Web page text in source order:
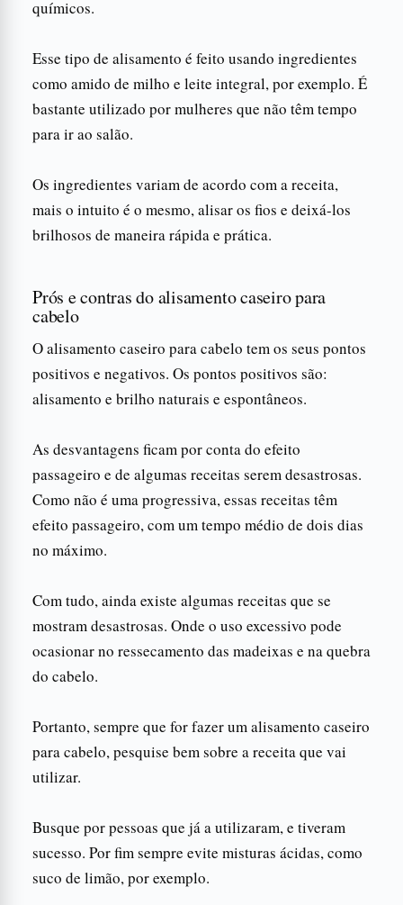
químicos.
Esse tipo de alisamento é feito usando ingredientes
como amido de milho e leite integral, por exemplo. É
bastante utilizado por mulheres que não têm tempo
para ir ao salão.
Os ingredientes variam de acordo com a receita,
mais o intuito é o mesmo, alisar os fios e deixá-los
brilhosos de maneira rápida e prática.
Prós e contras do alisamento caseiro para
cabelo
O alisamento caseiro para cabelo tem os seus pontos
positivos e negativos. Os pontos positivos são:
alisamento e brilho naturais e espontâneos.
As desvantagens ficam por conta do efeito
passageiro e de algumas receitas serem desastrosas.
Como não é uma progressiva, essas receitas têm
efeito passageiro, com um tempo médio de dois dias
no máximo.
Com tudo, ainda existe algumas receitas que se
mostram desastrosas. Onde o uso excessivo pode
ocasionar no ressecamento das madeixas e na quebra
do cabelo.
Portanto, sempre que for fazer um alisamento caseiro
para cabelo, pesquise bem sobre a receita que vai
utilizar.
Busque por pessoas que já a utilizaram, e tiveram
sucesso. Por fim sempre evite misturas ácidas, como
suco de limão, por exemplo.